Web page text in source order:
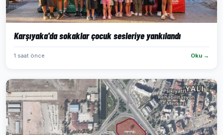
Karşıyaka'da sokaklar çocuk sesleriye yankılandı
1 saat önce Oku →